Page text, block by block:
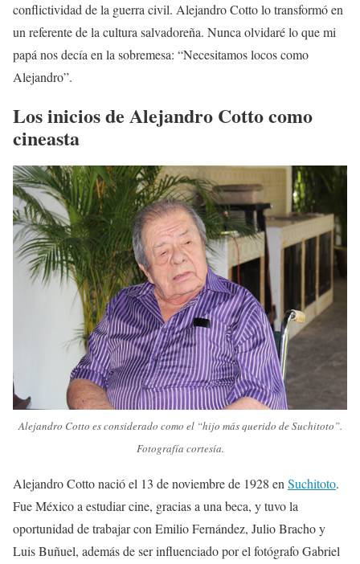
conflictividad de la guerra civil. Alejandro Cotto lo transformó en
un referente de la cultura salvadoreña. Nunca olvidaré lo que mi
papá nos decía en la sobremesa: “Necesitamos locos como
Alejandro”.
Los inicios de Alejandro Cotto como
cineasta
Alejandro Cotto es considerado como el “hijo más querido de Suchitoto”.
Fotografía cortesía.
Alejandro Cotto nació el 13 de noviembre de 1928 en Suchitoto.
Fue México a estudiar cine, gracias a una beca, y tuvo la
oportunidad de trabajar con Emilio Fernández, Julio Bracho y
Luis Buñuel, además de ser influenciado por el fotógrafo Gabriel